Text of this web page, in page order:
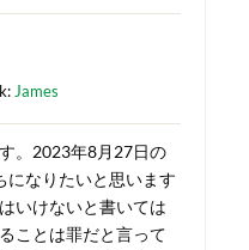
James
。2023年8月27日の
になりたいと思います
いけないと書いては
ことは罪だと言って